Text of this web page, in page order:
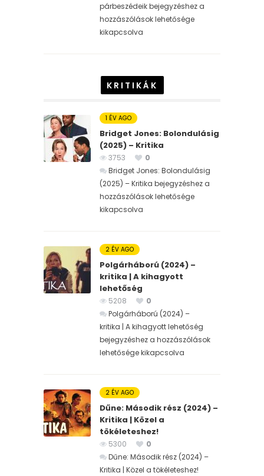
párbeszédeik bejegyzéshez a
hozzászólások lehetősége
kikapcsolva
KRITIKÁK
1 ÉV AGO
Bridget Jones: Bolondulásig
(2025) – Kritika
3753
0
Bridget Jones: Bolondulásig
(2025) – Kritika bejegyzéshez a
hozzászólások lehetősége
kikapcsolva
2 ÉV AGO
Polgárháború (2024) –
kritika | A kihagyott
lehetőség
5208
0
Polgárháború (2024) –
kritika | A kihagyott lehetőség
bejegyzéshez a hozzászólások
lehetősége kikapcsolva
2 ÉV AGO
Dűne: Második rész (2024) –
Kritika | Közel a
tökéleteshez!
5300
0
Dűne: Második rész (2024) –
Kritika | Közel a tökéleteshez!